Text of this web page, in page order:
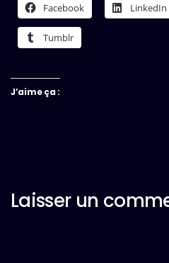
Facebook LinkedIn
Tumblr
J’aime ça :
Laisser un